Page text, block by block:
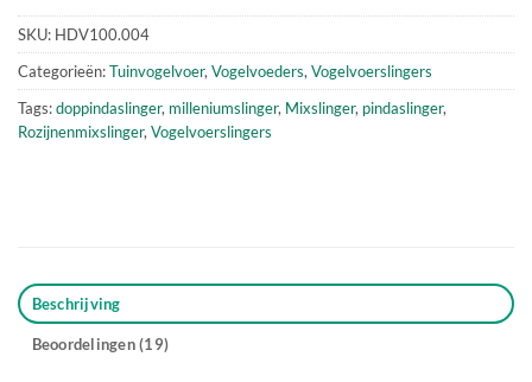
SKU: HDV100.004
Categorieën:Tuinvogelvoer, Vogelvoeders, Vogelvoerslingers
Tags:doppindaslinger, milleniumslinger, Mixslinger, pindaslinger,
Rozijnenmixslinger, Vogelvoerslingers
Beschrijving
Beoordelingen (19)